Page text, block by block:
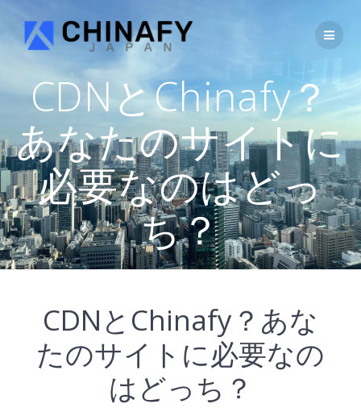
ン
テ
へ
ス
ッ
プ
CDNとChinafy？
あなたのサイトに
必要なのはどっ
ち？
CDNとChinafy？あな
たのサイトに必要なの
はどっち？